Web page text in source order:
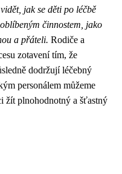
jak se děti po léčbě
činnostem, jako
a přáteli. Rodiče a
zotavení tím, že
dodržují léčebný
personálem můžeme
žít plnohodnotný a šťastný